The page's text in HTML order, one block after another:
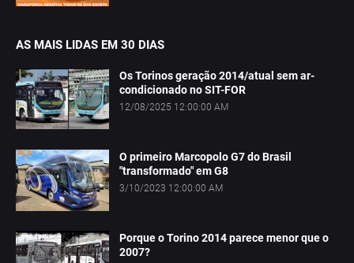
AS MAIS LIDAS EM 30 DIAS
Os Torinos geração 2014/atual sem ar-
condicionado no SIT-FOR
12/08/2025 12:00:00 AM
O primeiro Marcopolo G7 do Brasil
"transformado" em G8
3/10/2023 12:00:00 AM
Porque o Torino 2014 parece menor que o
2007?